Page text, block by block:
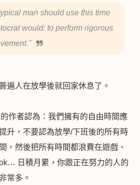
man should use this time
would: to perform rigorous
遍人在放學後就回家休息了。
的作者認為：我們擁有的自由時間應
升，不要認為放學/下班後的所有時
，然後把所有時間都浪費在遊戲、
… 日積月累，你跟正在努力的人的
常多。